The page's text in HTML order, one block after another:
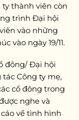
thành viên còn
trình Đại hội
vào những
vào ngày 19/11.
đông/ Đại hội
Công ty mẹ,
cổ đông trong
nghe và
về tình hình